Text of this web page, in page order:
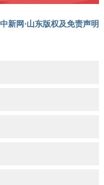
中新网·山东版权及免责声明